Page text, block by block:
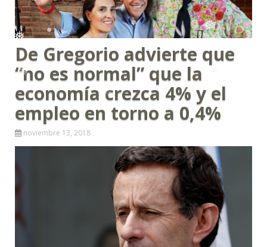
❅
❅
❅
❅
De Gregorio advierte que
“no es normal” que la
economía crezca 4% y el
empleo en torno a 0,4%
noviembre 13, 2018